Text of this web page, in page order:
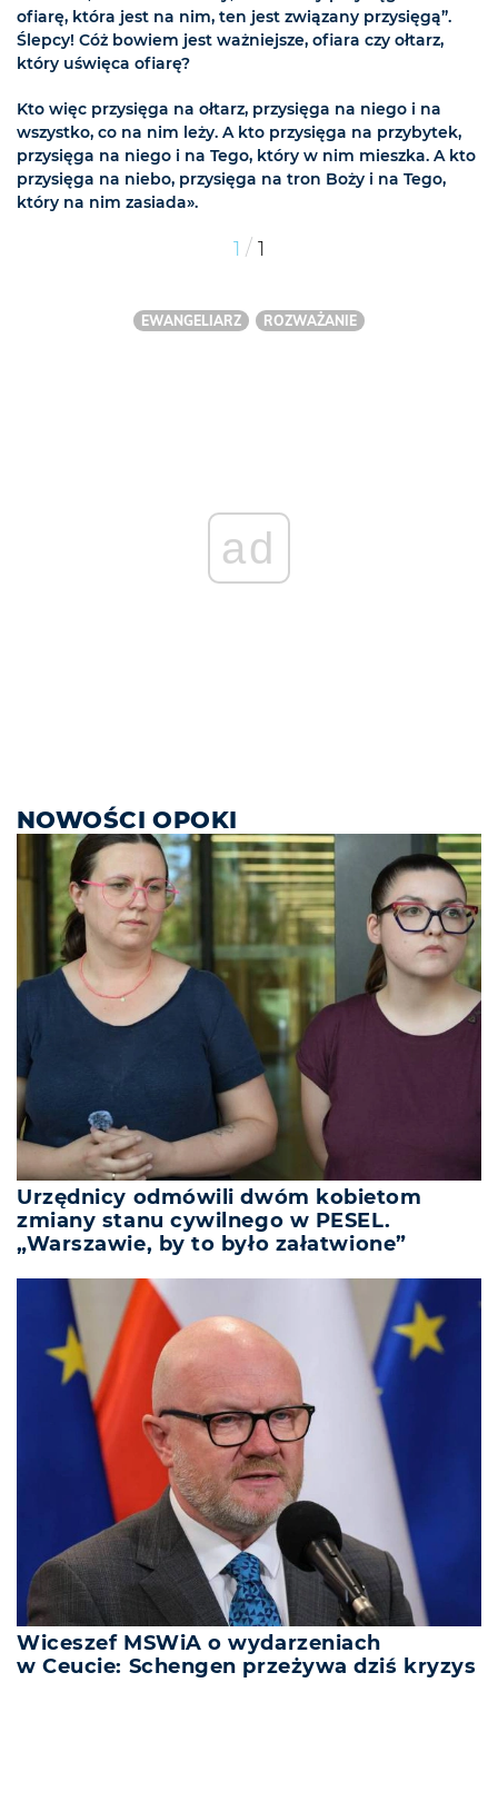
ofiarę, która jest na nim, ten jest związany przysięgą”.
Ślepcy! Cóż bowiem jest ważniejsze, ofiara czy ołtarz,
który uświęca ofiarę?
Kto więc przysięga na ołtarz, przysięga na niego i na
wszystko, co na nim leży. A kto przysięga na przybytek,
przysięga na niego i na Tego, który w nim mieszka. A kto
przysięga na niebo, przysięga na tron Boży i na Tego,
który na nim zasiada».
1 / 1
EWANGELIARZ ROZWAŻANIE
ad
NOWOŚCI OPOKI
Urzędnicy odmówili dwóm kobietom
zmiany stanu cywilnego w PESEL.
„Warszawie, by to było załatwione”
Wiceszef MSWiA o wydarzeniach
w Ceucie: Schengen przeżywa dziś kryzys